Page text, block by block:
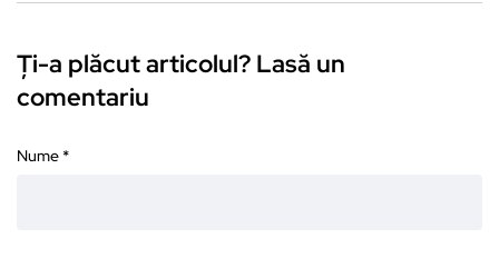
Ți-a plăcut articolul? Lasă un
comentariu
Nume *